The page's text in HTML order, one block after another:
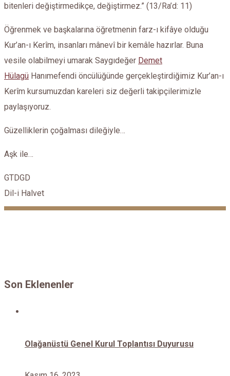
bitenleri değiştirmedikçe, değiştirmez.” (13/Ra’d: 11)
Öğrenmek ve başkalarına öğretmenin farz-ı kifâye olduğu
Kur’an-ı Kerîm, insanları mânevî bir kemâle hazırlar. Buna
vesile olabilmeyi umarak Saygıdeğer Demet
Hülagü Hanımefendi öncülüğünde gerçekleştirdiğimiz Kur’an-ı
Kerîm kursumuzdan kareleri siz değerli takipçilerimizle
paylaşıyoruz.
Güzelliklerin çoğalması dileğiyle…
Aşk ile…
GTDGD
Dil-i Halvet
Son Eklenenler
Olağanüstü Genel Kurul Toplantısı Duyurusu